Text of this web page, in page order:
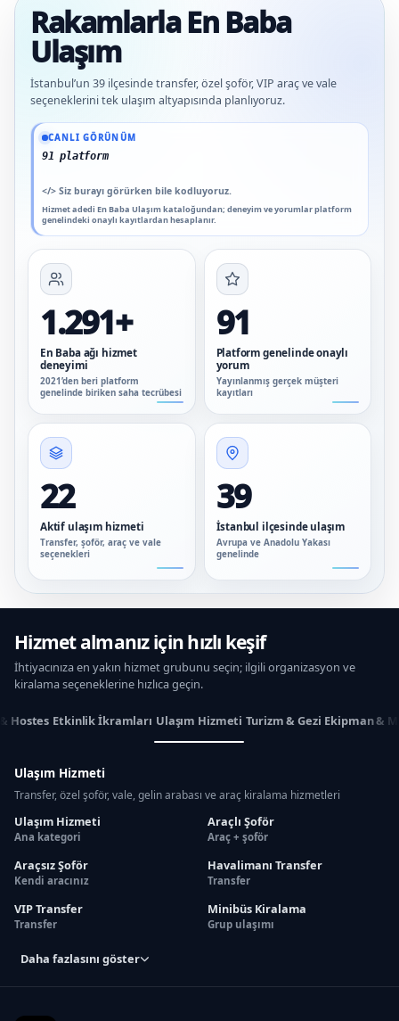
Rakamlarla En Baba
Ulaşım
İstanbul’un 39 ilçesinde transfer, özel şoför, VIP araç ve vale
seçeneklerini tek ulaşım altyapısında planlıyoruz.
CANLI GÖRÜNÜM
91 platform genelinde onaylı yo
</> Siz burayı görürken bile kodluyoruz.
Hizmet adedi En Baba Ulaşım kataloğundan; deneyim ve yorumlar platform
genelindeki onaylı kayıtlardan hesaplanır.
Güncel veriler: 1.291+ En Baba ağı hizmet deneyimi; 91 platform genelinde
1.291+
En Baba ağı hizmet
deneyimi
2021’den beri platform
genelinde biriken saha tecrübesi
91
Platform genelinde onaylı
yorum
Yayınlanmış gerçek müşteri
kayıtları
22
Aktif ulaşım hizmeti
Transfer, şoför, araç ve vale
seçenekleri
39
İstanbul ilçesinde ulaşım
Avrupa ve Anadolu Yakası
genelinde
Hizmet almanız için hızlı keşif
İhtiyacınıza en yakın hizmet grubunu seçin; ilgili organizasyon ve
kiralama seçeneklerine hızlıca geçin.
Hostes Etkinlik İkramları Ulaşım Hizmeti Turizm & Gezi Ekipman &
Ulaşım Hizmeti
Transfer, özel şoför, vale, gelin arabası ve araç kiralama hizmetleri
Ulaşım Hizmeti
Ana kategori
Araçlı Şoför
Araç + şoför
Araçsız Şoför
Kendi aracınız
Havalimanı Transfer
Transfer
VIP Transfer
Transfer
Minibüs Kiralama
Grup ulaşımı
Daha fazlasını göster